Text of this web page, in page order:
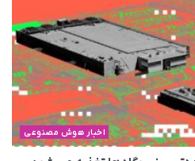
اخبار هوش مصنوعی